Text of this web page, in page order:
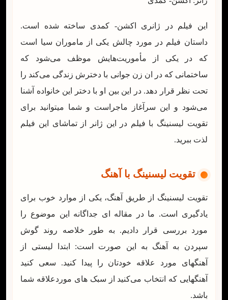
این فیلم در ژانری اکشن- کمدی ساخته شده است.
داستان فیلم در مورد چالش یکی از ماموران سیا است
که در یکی از مأموریت‌هایش موظف می‌شود که
ساختمانی که در ان زن جوانی با دخترش زندگی می‌کند را
تحت نظر قرار دهد. در این بین او با دختر این خانواده آشنا
می‌شود و این سرآغاز ماجراست و شما میتوانید برای
تقویت لیسنینگ با فیلم در این ژانر از تماشای این فیلم
لذت ببرید.
تقویت لیسنینگ با آهنگ
تقویت لیسنینگ از طریق آهنگ، یکی از موارد خوب برای
یادگیری است. ما در مقاله ای جداگانه این موضوع را
مورد بررسی قرار دادیم. به طور خلاصه روند گوش
سپردن به آهنگ به این صورت است: ابتدا لیستی از
آهنگهای مورد علاقه خودتان را پیدا کنید. سعی کنید
آهنگهایی که انتخاب می‌کنید از سبک های موردعلاقه شما
باشد.